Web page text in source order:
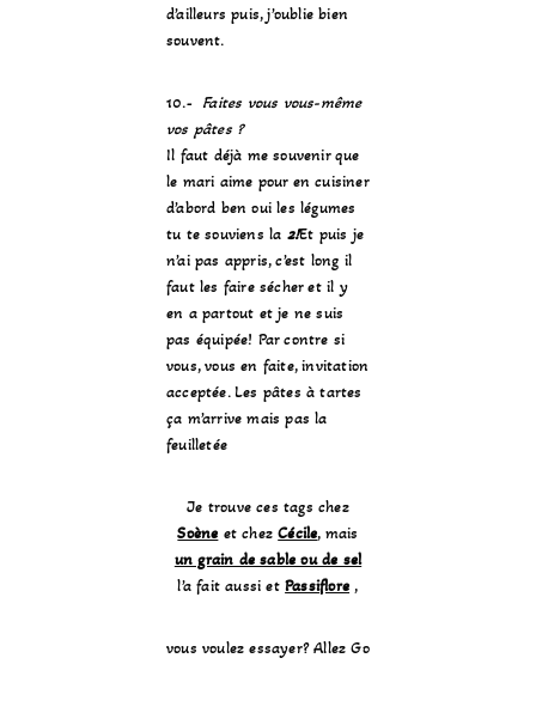
d’ailleurs puis, j’oublie bien
souvent.
10.- Faites vous vous-même
vos pâtes ?
Il faut déjà me souvenir que
le mari aime pour en cuisiner
d’abord ben oui les légumes
tu te souviens la 2!Et puis je
n’ai pas appris, c’est long il
faut les faire sécher et il y
en a partout et je ne suis
pas équipée! Par contre si
vous, vous en faite, invitation
acceptée. Les pâtes à tartes
ça m’arrive mais pas la
feuilletée
Je trouve ces tags chez
Soène et chezCécile, mais
un grain de sable ou de sel
l’a fait aussi etPassiflore ,
vous voulez essayer? Allez Go